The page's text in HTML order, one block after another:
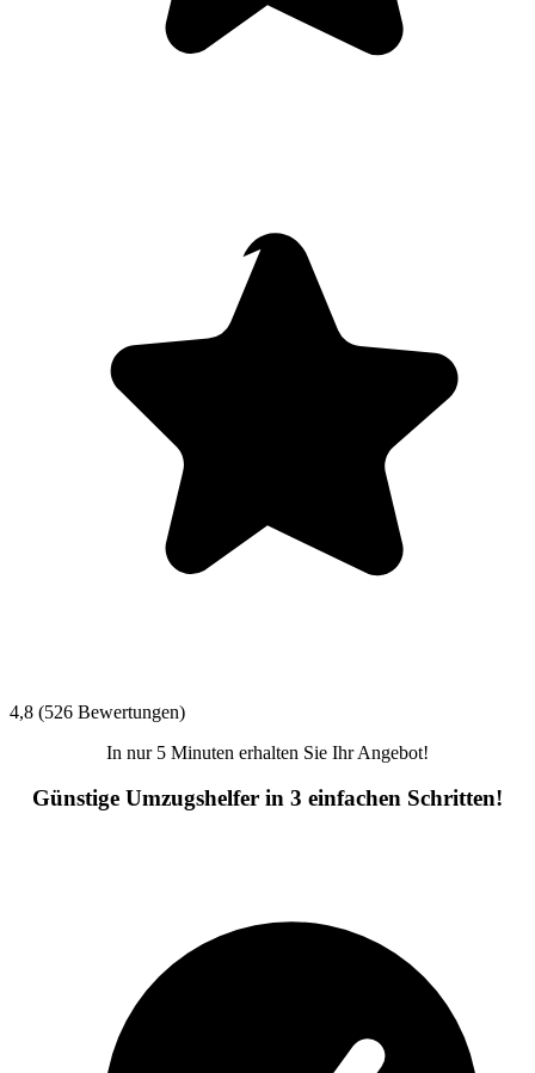
4,8 (526 Bewertungen)
In nur 5 Minuten erhalten Sie Ihr Angebot!
Günstige Umzugshelfer in 3 einfachen Schritten!